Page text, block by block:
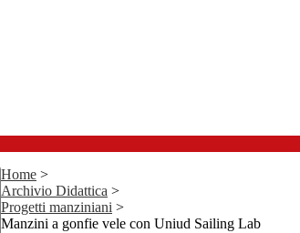
Home >
Archivio Didattica >
Progetti manziniani >
Manzini a gonfie vele con Uniud Sailing Lab